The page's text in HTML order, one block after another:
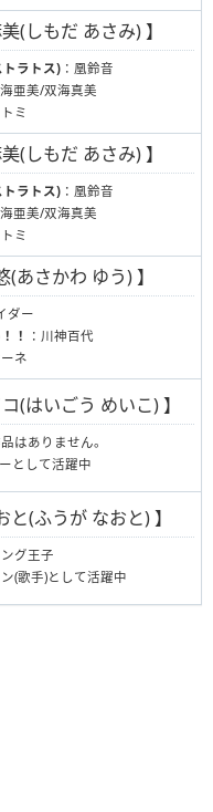
(しもだ あさみ) 】
トラトス) ：凰鈴音
海亜美/双海真美
ミ
(しもだ あさみ) 】
トラトス) ：凰鈴音
海亜美/双海真美
ミ
(あさかわ ゆう) 】
ダー
！
：川神百代
ネ
(はいごう めいこ) 】
はありません。
として活躍中
と(ふうが なおと) 】
グ王子
(歌手)として活躍中